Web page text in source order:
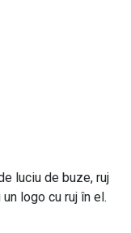
luciu de buze, ruj
logo cu ruj în el.